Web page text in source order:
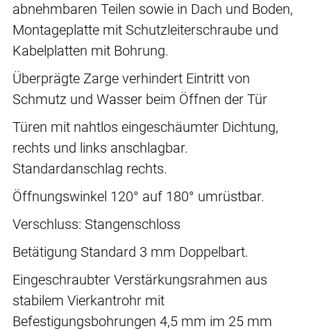
abnehmbaren Teilen sowie in Dach und Boden,
Montageplatte mit Schutzleiterschraube und
Kabelplatten mit Bohrung.
Überprägte Zarge verhindert Eintritt von
Schmutz und Wasser beim Öffnen der Tür
Türen mit nahtlos eingeschäumter Dichtung,
rechts und links anschlagbar.
Standardanschlag rechts.
Öffnungswinkel 120° auf 180° umrüstbar.
Verschluss: Stangenschloss
Betätigung Standard 3 mm Doppelbart.
Eingeschraubter Verstärkungsrahmen aus
stabilem Vierkantrohr mit
Befestigungsbohrungen 4,5 mm im 25 mm